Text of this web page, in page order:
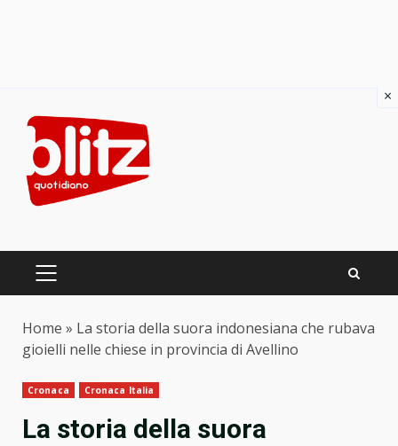
content
PRIMARY
Home » La storia della suora indonesiana che rubava
gioielli nelle chiese in provincia di Avellino
Cronaca Cronaca Italia
La storia della suora
×